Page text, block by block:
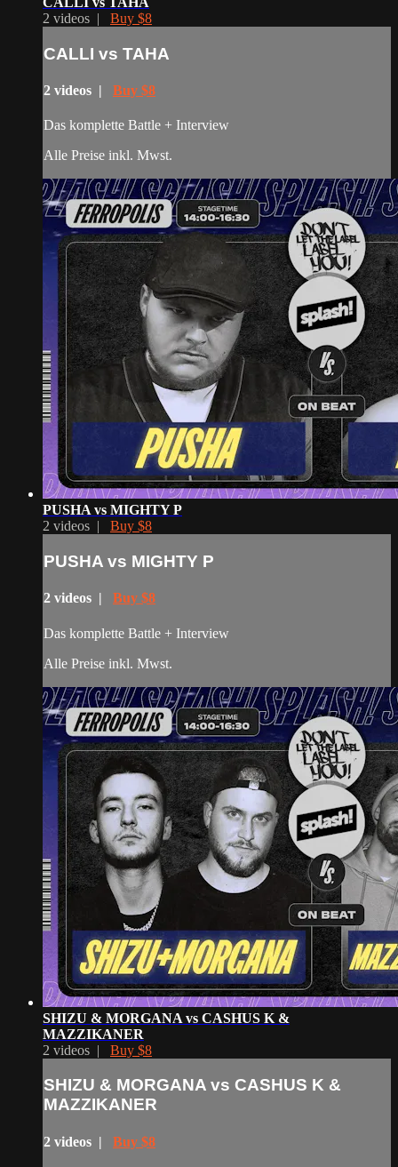
2 videos | Buy $8
CALLI vs TAHA
2 videos | Buy $8
Das komplette Battle + Interview
Alle Preise inkl. Mwst.
PUSHA vs MIGHTY P
2 videos | Buy $8
PUSHA vs MIGHTY P
2 videos | Buy $8
Das komplette Battle + Interview
Alle Preise inkl. Mwst.
SHIZU & MORGANA vs CASHUS K &
MAZZIKANER
2 videos | Buy $8
SHIZU & MORGANA vs CASHUS K &
MAZZIKANER
2 videos | Buy $8